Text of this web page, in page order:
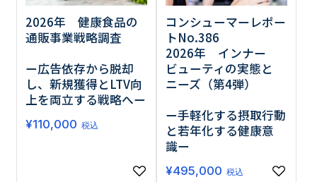
リセット 検索する
2026年 健康食品の
通販事業戦略調査
ー広告依存から脱却
し、新規獲得とLTV向
上を両立する戦略へー
¥110,000 税込
コンシューマーレポー
トNo.386
2026年 インナー
ビューティの実態と
ニーズ（第4弾）
ー手軽化する摂取行動
と若年化する健康意
識ー
¥495,000 税込